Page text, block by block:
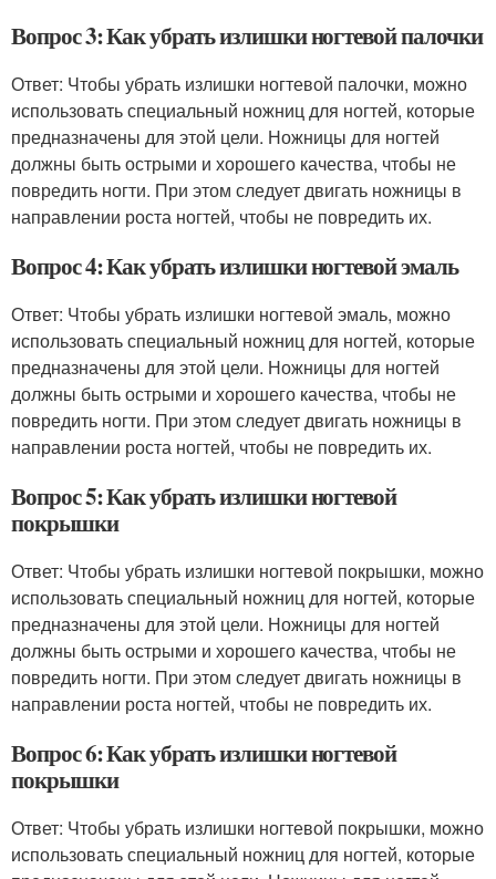
Вопрос 3: Как убрать излишки ногтевой палочки
Ответ: Чтобы убрать излишки ногтевой палочки, можно
использовать специальный ножниц для ногтей, которые
предназначены для этой цели. Ножницы для ногтей
должны быть острыми и хорошего качества, чтобы не
повредить ногти. При этом следует двигать ножницы в
направлении роста ногтей, чтобы не повредить их.
Вопрос 4: Как убрать излишки ногтевой эмаль
Ответ: Чтобы убрать излишки ногтевой эмаль, можно
использовать специальный ножниц для ногтей, которые
предназначены для этой цели. Ножницы для ногтей
должны быть острыми и хорошего качества, чтобы не
повредить ногти. При этом следует двигать ножницы в
направлении роста ногтей, чтобы не повредить их.
Вопрос 5: Как убрать излишки ногтевой
покрышки
Ответ: Чтобы убрать излишки ногтевой покрышки, можно
использовать специальный ножниц для ногтей, которые
предназначены для этой цели. Ножницы для ногтей
должны быть острыми и хорошего качества, чтобы не
повредить ногти. При этом следует двигать ножницы в
направлении роста ногтей, чтобы не повредить их.
Вопрос 6: Как убрать излишки ногтевой
покрышки
Ответ: Чтобы убрать излишки ногтевой покрышки, можно
использовать специальный ножниц для ногтей, которые